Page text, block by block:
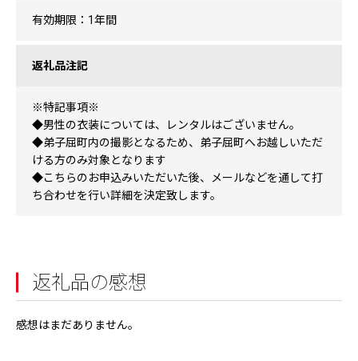
有効期限：1年間
返礼品注記
※特記事項※
◆男性の衣装については、レンタルはございません。
◆弟子屈町内の撮影となるため、弟子屈町へお越しいただ
ける方のみ対象となります
◆こちらのお申込みいただいた後、メールなどを通して打
ち合わせを行い詳細を決定致します。
返礼品の感想
感想はまだありません。